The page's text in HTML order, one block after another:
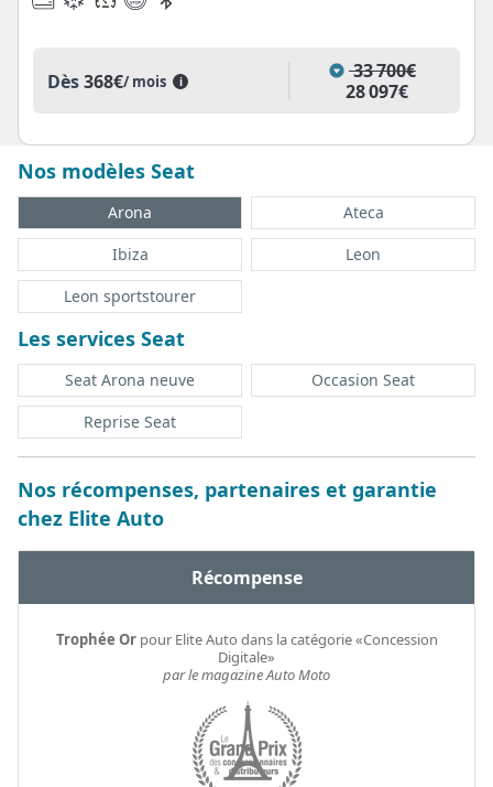
Dès368€/ mois i
33 700€
28 097€
Nos modèles Seat
Arona
Ateca
Ibiza
Leon
Leon sportstourer
Les services Seat
Seat Arona neuve
Occasion Seat
Reprise Seat
Nos récompenses, partenaires et garantie
chez Elite Auto
Récompense
Trophée Orpour Elite Auto dans la catégorie «Concession
Digitale»
par le magazine Auto Moto